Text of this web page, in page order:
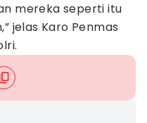
mereka seperti itu
jelas Karo Penmas